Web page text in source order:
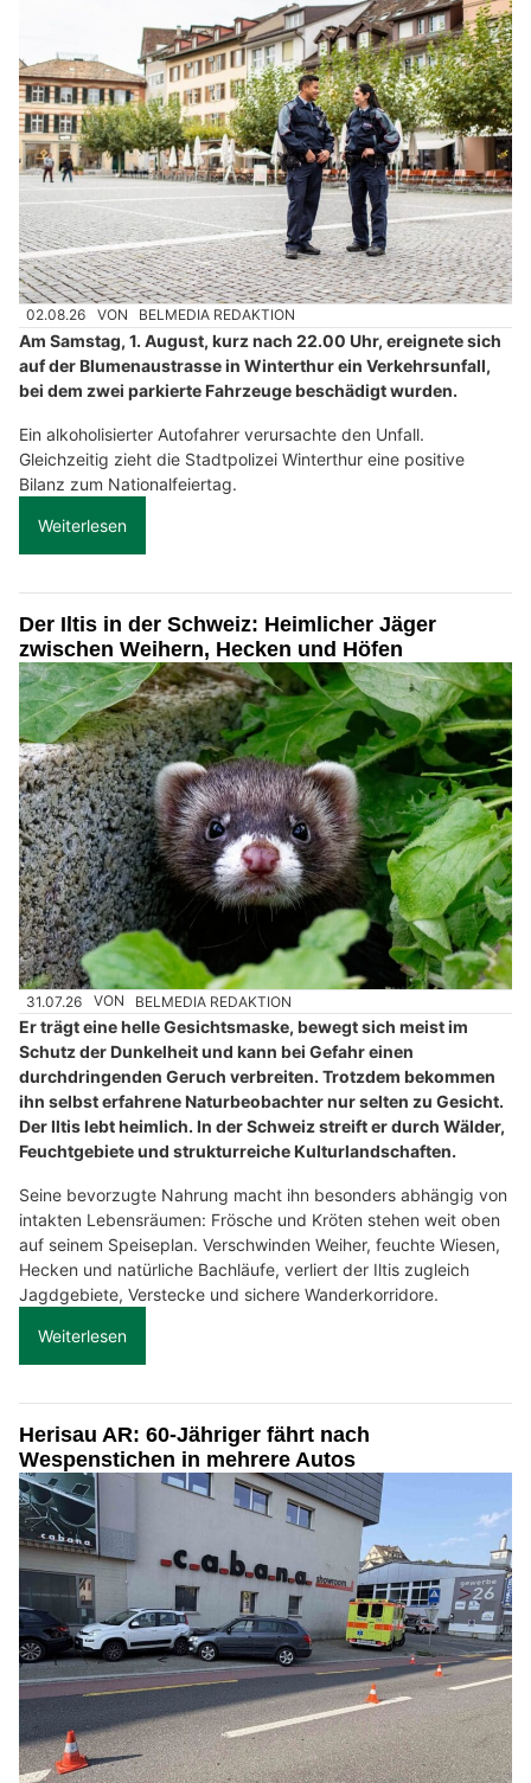
02.08.26 VON BELMEDIA REDAKTION
Am Samstag, 1. August, kurz nach 22.00 Uhr, ereignete sich
auf der Blumenaustrasse in Winterthur ein Verkehrsunfall,
bei dem zwei parkierte Fahrzeuge beschädigt wurden.
Ein alkoholisierter Autofahrer verursachte den Unfall.
Gleichzeitig zieht die Stadtpolizei Winterthur eine positive
Bilanz zum Nationalfeiertag.
Weiterlesen
Der Iltis in der Schweiz: Heimlicher Jäger
zwischen Weihern, Hecken und Höfen
31.07.26 VON BELMEDIA REDAKTION
Er trägt eine helle Gesichtsmaske, bewegt sich meist im
Schutz der Dunkelheit und kann bei Gefahr einen
durchdringenden Geruch verbreiten. Trotzdem bekommen
ihn selbst erfahrene Naturbeobachter nur selten zu Gesicht.
Der Iltis lebt heimlich. In der Schweiz streift er durch Wälder,
Feuchtgebiete und strukturreiche Kulturlandschaften.
Seine bevorzugte Nahrung macht ihn besonders abhängig von
intakten Lebensräumen: Frösche und Kröten stehen weit oben
auf seinem Speiseplan. Verschwinden Weiher, feuchte Wiesen,
Hecken und natürliche Bachläufe, verliert der Iltis zugleich
Jagdgebiete, Verstecke und sichere Wanderkorridore.
Weiterlesen
Herisau AR: 60-Jähriger fährt nach
Wespenstichen in mehrere Autos